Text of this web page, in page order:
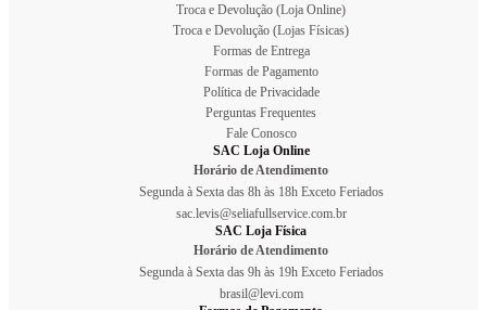
Troca e Devolução (Loja Online)
Troca e Devolução (Lojas Físicas)
Formas de Entrega
Formas de Pagamento
Política de Privacidade
Perguntas Frequentes
Fale Conosco
SAC Loja Online
Horário de Atendimento
Segunda à Sexta das 8h às 18h Exceto Feriados
sac.levis@seliafullservice.com.br
SAC Loja Física
Horário de Atendimento
Segunda à Sexta das 9h às 19h Exceto Feriados
brasil@levi.com